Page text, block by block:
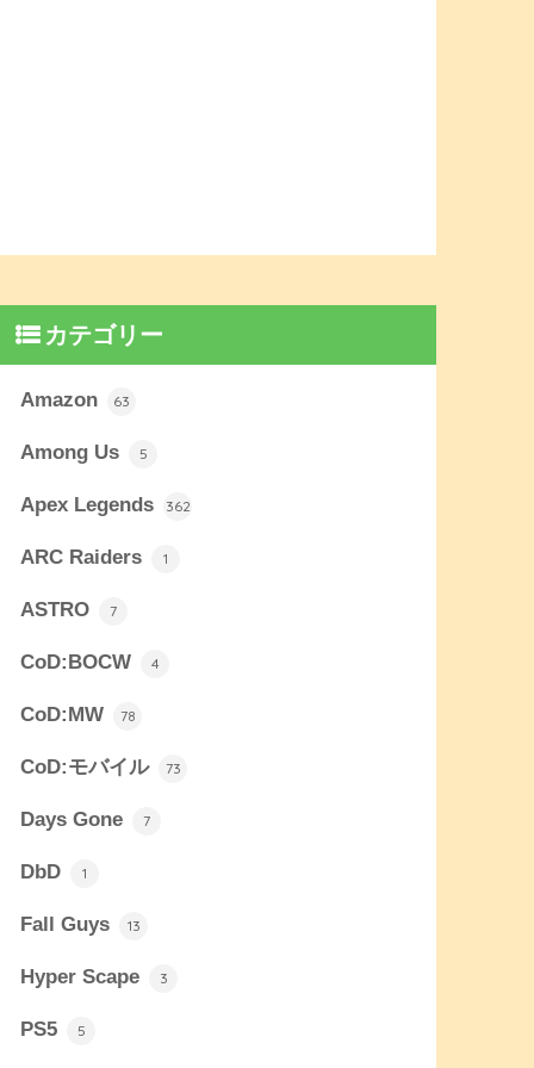
カテゴリー
Amazon 63
Among Us 5
Apex Legends 362
ARC Raiders 1
ASTRO 7
CoD:BOCW 4
CoD:MW 78
CoD:モバイル 73
Days Gone 7
DbD 1
Fall Guys 13
Hyper Scape 3
PS5 5